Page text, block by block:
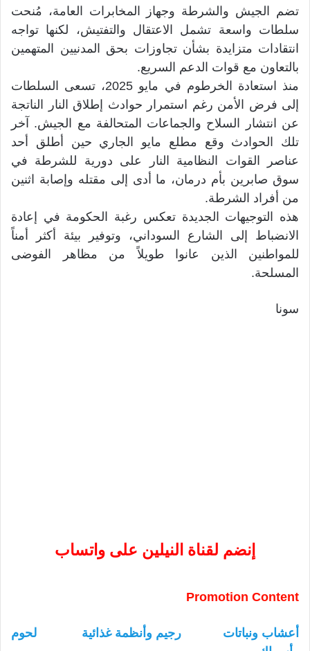
تضم الجيش والشرطة وجهاز المخابرات العامة، مُنحت
سلطات واسعة تشمل الاعتقال والتفتيش، لكنها تواجه
انتقادات متزايدة بشأن تجاوزات بحق المدنيين المتهمين
بالتعاون مع قوات الدعم السريع.
منذ استعادة الخرطوم في مايو 2025، تسعى السلطات
إلى فرض الأمن رغم استمرار حوادث إطلاق النار الناتجة
عن انتشار السلاح والجماعات المتحالفة مع الجيش. آخر
تلك الحوادث وقع مطلع مايو الجاري حين أطلق أحد
عناصر القوات النظامية النار على دورية للشرطة في
سوق صابرين بأم درمان، ما أدى إلى مقتله وإصابة اثنين
من أفراد الشرطة.
هذه التوجيهات الجديدة تعكس رغبة الحكومة في إعادة
الانضباط إلى الشارع السوداني، وتوفير بيئة أكثر أمناً
للمواطنين الذين عانوا طويلاً من مظاهر الفوضى
المسلحة.
سونا
إنضم لقناة النيلين على واتساب
Promotion Content
أعشاب ونباتات رجيم وأنظمة غذائية
لحوم